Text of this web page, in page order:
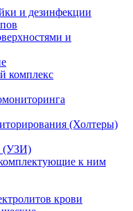
и дезинфекции
и
комплекс
(Холтеры)
(УЗИ)
к ним
крови